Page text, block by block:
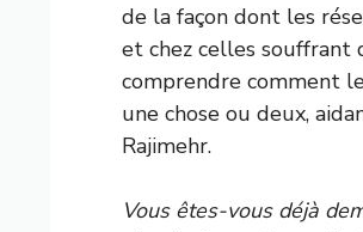
de la façon dont les
et chez celles souffrant
comprendre comment
une chose ou deux,
Rajimehr.
Vous êtes-vous déjà